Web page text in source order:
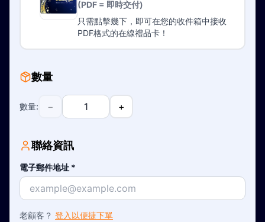
(PDF = 即時交付)
只需點擊幾下，即可在您的收件箱中接收
PDF格式的在線禮品卡！
數量
數量: − +
聯絡資訊
電子郵件地址 *
老顧客？ 登入以便捷下單